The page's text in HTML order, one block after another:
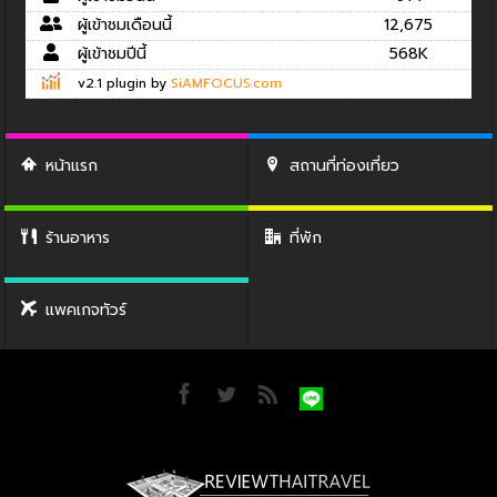
ผู้เข้าชมเดือนนี้
12,675
ผู้เข้าชมปีนี้
568K
v2.1 plugin by SiAMFOCUS.com
หน้าแรก สถานที่ท่องเที่ยว
ร้านอาหาร ที่พัก
แพคเกจทัวร์